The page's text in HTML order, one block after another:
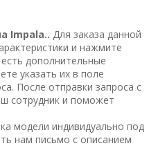
шпоном, покрыты
покрыто методом
матовый цвет.
декоративные ручки
с доводчиками.
фасадов и декоративной
решения под проект.
Доставка
Impala.. Для заказа данной
и нажмите
дополнительные
указать их в поле
После отправки запроса с
сотрудник и поможет
модели индивидуально под
нам письмо с описанием